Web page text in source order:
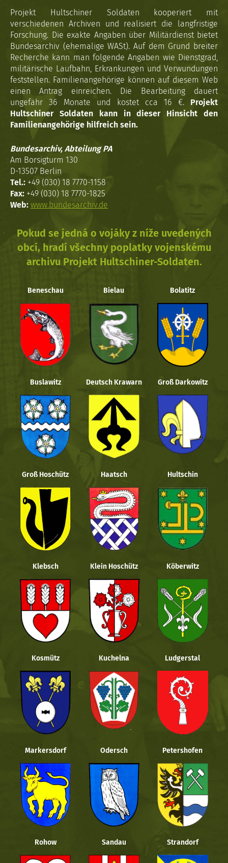
Projekt Hultschiner Soldaten kooperiert mit
verschiedenen Archiven und realisiert die langfristige
Forschung. Die exakte Angaben über Militärdienst bietet
Bundesarchiv (ehemalige WASt). Auf dem Grund breiter
Recherche kann man folgende Angaben wie Dienstgrad,
militärische Laufbahn, Erkrankungen und Verwundungen
feststellen. Familienangehörige können auf diesem Web
einen Antrag einreichen. Die Bearbeitung dauert
ungefähr 36 Monate und kostet cca 16 €. Projekt
Hultschiner Soldaten kann in dieser Hinsicht den
Familienangehörige hilfreich sein.
Bundesarchiv, Abteilung PA
Am Borsigturm 130
D-13507 Berlin
Tel.: +49 (030) 18 7770-1158
Fax: +49 (030) 18 7770-1825
Web: www.bundesarchiv.de
Pokud se jedná o vojáky z níže uvedených
obcí, hradí všechny poplatky vojenskému
archivu Projekt Hultschiner-Soldaten.
Beneschau Bielau Bolatitz
Buslawitz Deutsch Krawarn Groß Darkowitz
Groß Hoschütz Haatsch Hultschin
Klebsch Klein Hoschütz Köberwitz
Kosmütz Kuchelna Ludgerstal
Markersdorf Odersch Petershofen
Rohow Sandau Strandorf